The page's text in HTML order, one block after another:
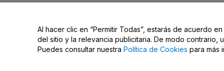
No compartir mi información personal ni tus opciones de
Al hacer clic en “Permitir Todas”, estarás de acuerdo
del sitio y la relevancia publicitaria. De modo contrario,
Puedes consultar nuestra Política de Cookies para más